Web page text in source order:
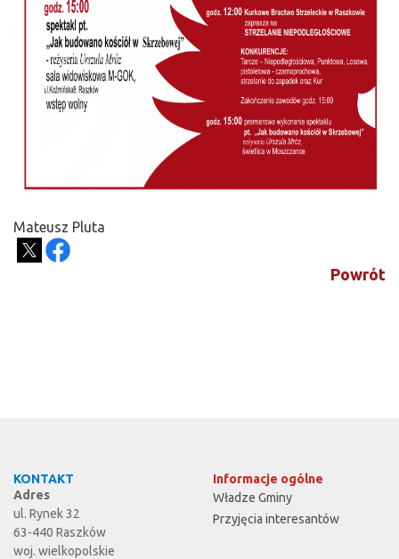
Mateusz Pluta
Powrót
KONTAKT
Adres
ul. Rynek 32
63-440 Raszków
woj. wielkopolskie
Informacje ogólne
Władze Gminy
Przyjęcia interesantów